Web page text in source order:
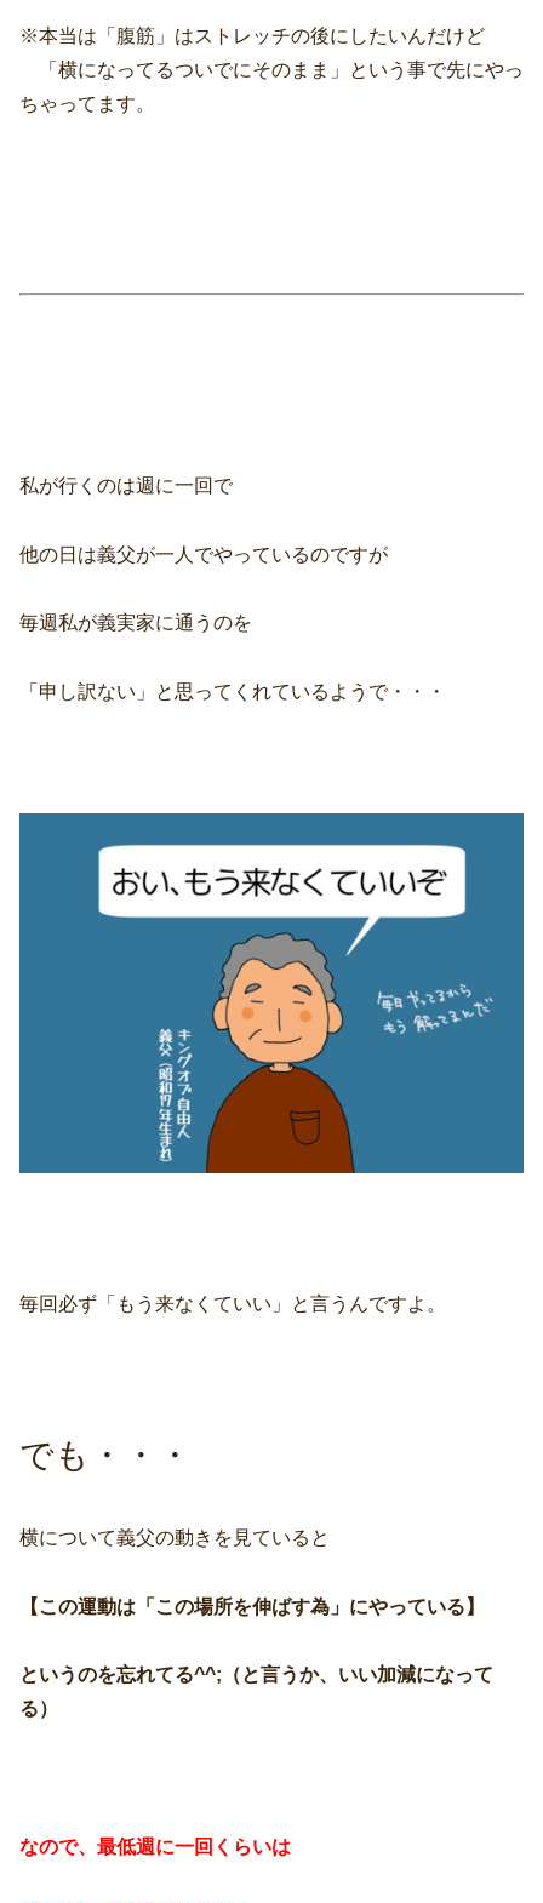
※本当は「腹筋」はストレッチの後にしたいんだけど
「横になってるついでにそのまま」という事で先にやっ
ちゃってます。
私が行くのは週に一回で
他の日は義父が一人でやっているのですが
毎週私が義実家に通うのを
「申し訳ない」と思ってくれているようで・・・
毎回必ず「もう来なくていい」と言うんですよ。
でも・・・
横について義父の動きを見ていると
【この運動は「この場所を伸ばす為」にやっている】
というのを忘れてる^^;（と言うか、いい加減になって
る）
なので、最低週に一回くらいは